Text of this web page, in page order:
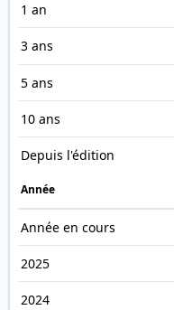
1 an
3 ans
5 ans
10 ans
Depuis l'édition
Année
Année en cours
2025
2024